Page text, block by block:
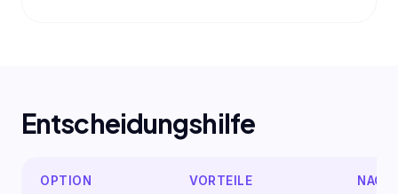
Entscheidungshilfe
OPTION VORTEILE